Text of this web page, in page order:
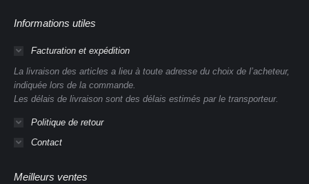
Informations utiles
Facturation et expédition
La livraison des articles a lieu à toute adresse du choix de l’acheteur,
indiquée lors de la commande.
Les délais de livraison sont des délais estimés par le transporteur.
Politique de retour
Contact
Meilleurs ventes